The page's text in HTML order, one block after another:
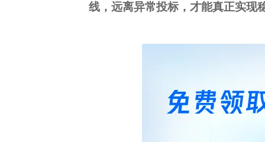
线，远离异常投标，才能真正实现